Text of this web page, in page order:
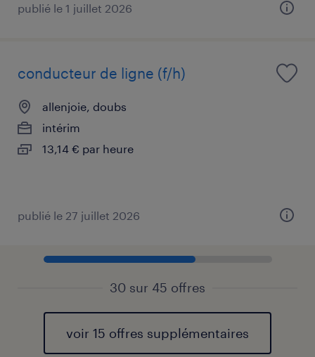
publié le 1 juillet 2026
conducteur de ligne (f/h)
allenjoie, doubs
intérim
13,14 € par heure
publié le 27 juillet 2026
30 sur 45 offres
voir 15 offres supplémentaires